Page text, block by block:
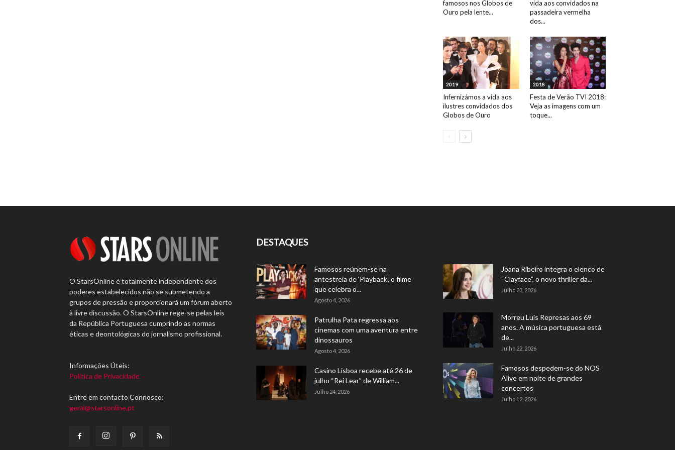
famosos nos Globos de
Ouro pela lente...
vida aos convidados na
passadeira vermelha
dos...
2019
Infernizámos a vida aos
ilustres convidados dos
Globos de Ouro
2018
Festa de Verão TVI 2018:
Veja as imagens com um
toque...
O StarsOnline é totalmente independente dos
poderes estabelecidos não se submetendo a
grupos de pressão e proporcionará um fórum aberto
à livre discussão. O StarsOnline rege-se pelas leis
da República Portuguesa cumprindo as normas
éticas e deontológicas do jornalismo profissional.
Informações Úteis:
Política de Privacidade
Entre em contacto Connosco:
geral@starsonline.pt
DESTAQUES
Famosos reúnem-se na
antestreia de ‘Playback’, o filme
que celebra o...
Agosto 4, 2026
Patrulha Pata regressa aos
cinemas com uma aventura entre
dinossauros
Agosto 4, 2026
Casino Lisboa recebe até 26 de
julho “Rei Lear” de William...
Julho 24, 2026
Joana Ribeiro integra o elenco de
“Clayface”, o novo thriller da...
Julho 23, 2026
Morreu Luís Represas aos 69
anos. A música portuguesa está
de...
Julho 22, 2026
Famosos despedem-se do NOS
Alive em noite de grandes
concertos
Julho 12, 2026